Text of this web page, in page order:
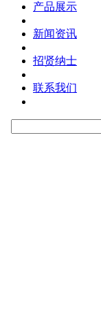
产品展示
新闻资讯
招贤纳士
联系我们